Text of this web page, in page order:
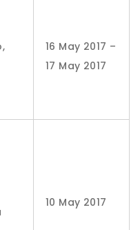
16 May 2017 –
17 May 2017
10 May 2017